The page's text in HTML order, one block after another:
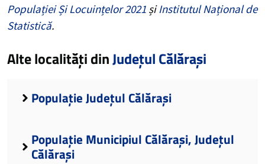
Populației Și Locuințelor 2021 șiInstitutul Național de
Statistică.
Alte localități dinJudețul Călărași
Populație Județul Călărași
Populație Municipiul Călărași, Județul
Călărași